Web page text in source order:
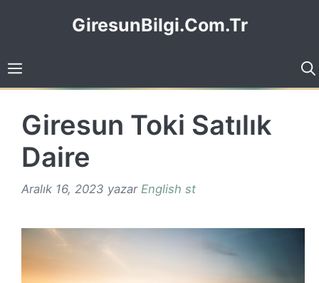
GiresunBilgi.Com.Tr
Giresun Toki Satılık
Daire
Aralık 16, 2023 yazar English st